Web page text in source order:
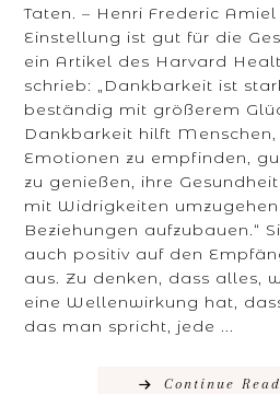
Taten. – Henri Frederic
Einstellung ist gut für die
ein Artikel des Harvard
schrieb: „Dankbarkeit ist
beständig mit größerem
Dankbarkeit hilft Menschen,
Emotionen zu empfinden,
zu genießen, ihre
mit Widrigkeiten
Beziehungen aufzubauen.“
auch positiv auf den
aus. Zu denken, dass alles,
eine Wellenwirkung hat,
das man spricht, jede ...
Continue